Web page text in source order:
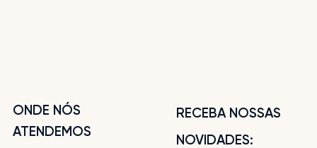
ONDE NÓS
ATENDEMOS
RECEBA NOSSAS
NOVIDADES: